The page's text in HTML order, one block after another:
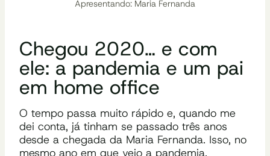
Apresentando: Maria Fernanda
Chegou 2020… e com
ele: a pandemia e um pai
em home office
O tempo passa muito rápido e, quando me
dei conta, já tinham se passado três anos
desde a chegada da Maria Fernanda. Isso, no
mesmo ano em que veio a pandemia.